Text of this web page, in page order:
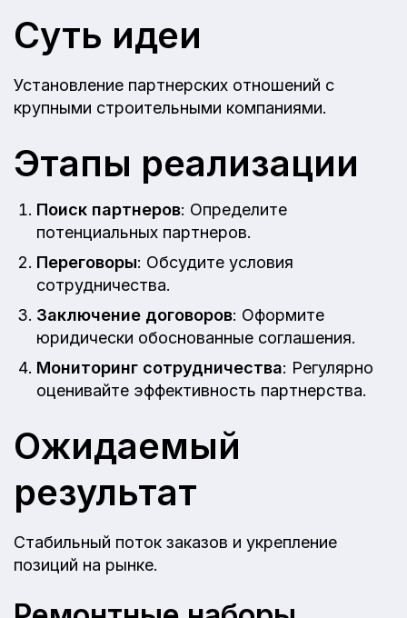
Суть идеи
Установление партнерских отношений с
крупными строительными компаниями.
Этапы реализации
Поиск партнеров: Определите
потенциальных партнеров.
Переговоры: Обсудите условия
сотрудничества.
Заключение договоров: Оформите
юридически обоснованные соглашения.
Мониторинг сотрудничества: Регулярно
оценивайте эффективность партнерства.
Ожидаемый
результат
Стабильный поток заказов и укрепление
позиций на рынке.